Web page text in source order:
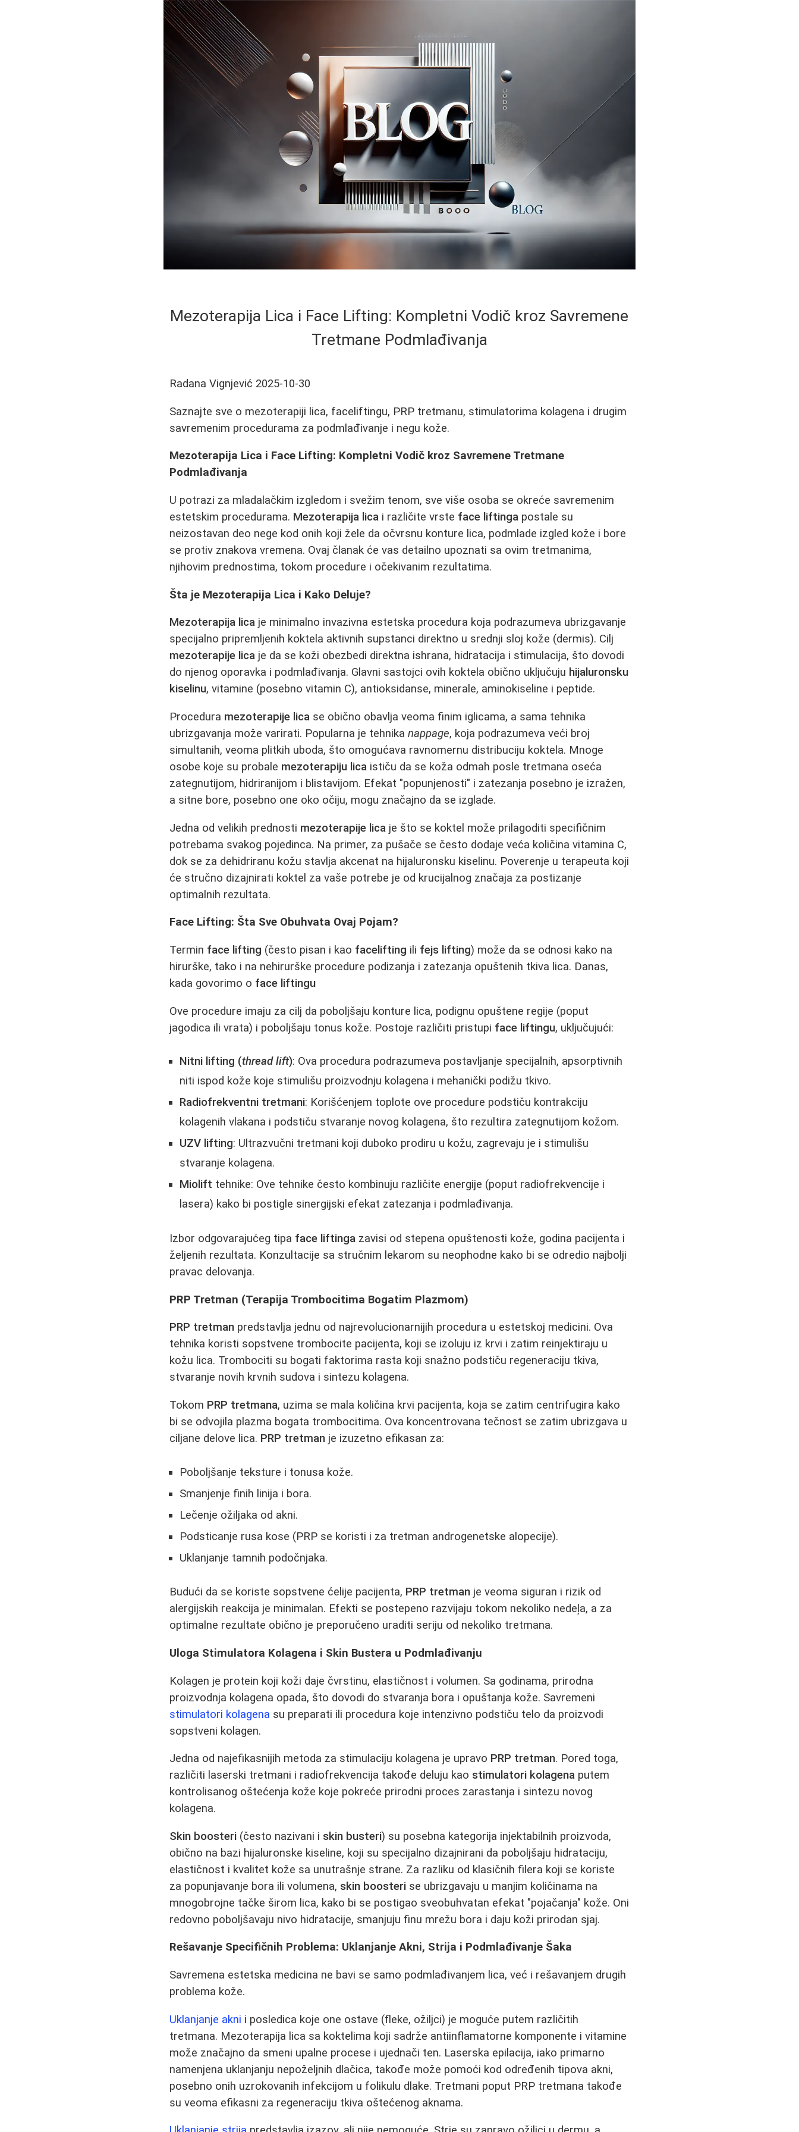
Mezoterapija Lica i Face Lifting: Kompletni Vodič kroz Savremene
Tretmane Podmlađivanja
Radana Vignjević 2025-10-30
Saznajte sve o mezoterapiji lica, faceliftingu, PRP tretmanu, stimulatorima kolagena i drugim
savremenim procedurama za podmlađivanje i negu kože.
Mezoterapija Lica i Face Lifting: Kompletni Vodič kroz Savremene Tretmane
Podmlađivanja
U potrazi za mladalačkim izgledom i svežim tenom, sve više osoba se okreće savremenim
estetskim procedurama. Mezoterapija lica i različite vrste face liftinga postale su
neizostavan deo nege kod onih koji žele da očvrsnu konture lica, podmlade izgled kože i bore
se protiv znakova vremena. Ovaj članak će vas detailno upoznati sa ovim tretmanima,
njihovim prednostima, tokom procedure i očekivanim rezultatima.
Šta je Mezoterapija Lica i Kako Deluje?
Mezoterapija lica je minimalno invazivna estetska procedura koja podrazumeva ubrizgavanje
specijalno pripremljenih koktela aktivnih supstanci direktno u srednji sloj kože (dermis). Cilj
mezoterapije lica je da se koži obezbedi direktna ishrana, hidratacija i stimulacija, što dovodi
do njenog oporavka i podmlađivanja. Glavni sastojci ovih koktela obično uključuju hijaluronsku
kiselinu, vitamine (posebno vitamin C), antioksidanse, minerale, aminokiseline i peptide.
Procedura mezoterapije lica se obično obavlja veoma finim iglicama, a sama tehnika
ubrizgavanja može varirati. Popularna je tehnikanappage, koja podrazumeva veći broj
simultanih, veoma plitkih uboda, što omogućava ravnomernu distribuciju koktela. Mnoge
osobe koje su probale mezoterapiju lica ističu da se koža odmah posle tretmana oseća
zategnutijom, hidriranijom i blistavijom. Efekat "popunjenosti" i zatezanja posebno je izražen,
a sitne bore, posebno one oko očiju, mogu značajno da se izglade.
Jedna od velikih prednosti mezoterapije lica je što se koktel može prilagoditi specifičnim
potrebama svakog pojedinca. Na primer, za pušače se često dodaje veća količina vitamina C,
dok se za dehidriranu kožu stavlja akcenat na hijaluronsku kiselinu. Poverenje u terapeuta koji
će stručno dizajnirati koktel za vaše potrebe je od krucijalnog značaja za postizanje
optimalnih rezultata.
Face Lifting: Šta Sve Obuhvata Ovaj Pojam?
Termin face lifting (često pisan i kao facelifting ili fejs lifting) može da se odnosi kako na
hirurške, tako i na nehirurške procedure podizanja i zatezanja opuštenih tkiva lica. Danas,
kada govorimo o face liftingu
Ove procedure imaju za cilj da poboljšaju konture lica, podignu opuštene regije (poput
jagodica ili vrata) i poboljšaju tonus kože. Postoje različiti pristupi face liftingu, uključujući:
Nitni lifting (thread lift): Ova procedura podrazumeva postavljanje specijalnih, apsorptivnih
niti ispod kože koje stimulišu proizvodnju kolagena i mehanički podižu tkivo.
Radiofrekventni tretmani: Korišćenjem toplote ove procedure podstiču kontrakciju
kolagenih vlakana i podstiču stvaranje novog kolagena, što rezultira zategnutijom kožom.
UZV lifting: Ultrazvučni tretmani koji duboko prodiru u kožu, zagrevaju je i stimulišu
stvaranje kolagena.
Miolift tehnike: Ove tehnike često kombinuju različite energije (poput radiofrekvencije i
lasera) kako bi postigle sinergijski efekat zatezanja i podmlađivanja.
Izbor odgovarajućeg tipa face liftinga zavisi od stepena opuštenosti kože, godina pacijenta i
željenih rezultata. Konzultacije sa stručnim lekarom su neophodne kako bi se odredio najbolji
pravac delovanja.
PRP Tretman (Terapija Trombocitima Bogatim Plazmom)
PRP tretman predstavlja jednu od najrevolucionarnijih procedura u estetskoj medicini. Ova
tehnika koristi sopstvene trombocite pacijenta, koji se izoluju iz krvi i zatim reinjektiraju u
kožu lica. Trombociti su bogati faktorima rasta koji snažno podstiču regeneraciju tkiva,
stvaranje novih krvnih sudova i sintezu kolagena.
Tokom PRP tretmana, uzima se mala količina krvi pacijenta, koja se zatim centrifugira kako
bi se odvojila plazma bogata trombocitima. Ova koncentrovana tečnost se zatim ubrizgava u
ciljane delove lica. PRP tretman je izuzetno efikasan za:
Poboljšanje teksture i tonusa kože.
Smanjenje finih linija i bora.
Lečenje ožiljaka od akni.
Podsticanje rusa kose (PRP se koristi i za tretman androgenetske alopecije).
Uklanjanje tamnih podočnjaka.
Budući da se koriste sopstvene ćelije pacijenta, PRP tretman je veoma siguran i rizik od
alergijskih reakcija je minimalan. Efekti se postepeno razvijaju tokom nekoliko nedeļa, a za
optimalne rezultate obično je preporučeno uraditi seriju od nekoliko tretmana.
Uloga Stimulatora Kolagena i Skin Bustera u Podmlađivanju
Kolagen je protein koji koži daje čvrstinu, elastičnost i volumen. Sa godinama, prirodna
proizvodnja kolagena opada, što dovodi do stvaranja bora i opuštanja kože. Savremeni
stimulatori kolagena su preparati ili procedura koje intenzivno podstiču telo da proizvodi
sopstveni kolagen.
Jedna od najefikasnijih metoda za stimulaciju kolagena je upravo PRP tretman. Pored toga,
različiti laserski tretmani i radiofrekvencija takođe deluju kao stimulatori kolagena putem
kontrolisanog oštećenja kože koje pokreće prirodni proces zarastanja i sintezu novog
kolagena.
Skin boosteri (često nazivani i skin busteri) su posebna kategorija injektabilnih proizvoda,
obično na bazi hijaluronske kiseline, koji su specijalno dizajnirani da poboljšaju hidrataciju,
elastičnost i kvalitet kože sa unutrašnje strane. Za razliku od klasičnih filera koji se koriste
za popunjavanje bora ili volumena, skin boosteri se ubrizgavaju u manjim količinama na
mnogobrojne tačke širom lica, kako bi se postigao sveobuhvatan efekat "pojačanja" kože. Oni
redovno poboljšavaju nivo hidratacije, smanjuju finu mrežu bora i daju koži prirodan sjaj.
Rešavanje Specifičnih Problema: Uklanjanje Akni, Strija i Podmlađivanje Šaka
Savremena estetska medicina ne bavi se samo podmlađivanjem lica, već i rešavanjem drugih
problema kože.
Uklanjanje akni i posledica koje one ostave (fleke, ožiljci) je moguće putem različitih
tretmana. Mezoterapija lica sa koktelima koji sadrže antiinflamatorne komponente i vitamine
može značajno da smeni upalne procese i ujednači ten. Laserska epilacija, iako primarno
namenjena uklanjanju nepoželjnih dlačica, takođe može pomoći kod određenih tipova akni,
posebno onih uzrokovanih infekcijom u folikulu dlake. Tretmani poput PRP tretmana takođe
su veoma efikasni za regeneraciju tkiva oštećenog aknama.